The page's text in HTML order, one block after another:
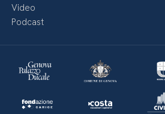
Video
Podcast